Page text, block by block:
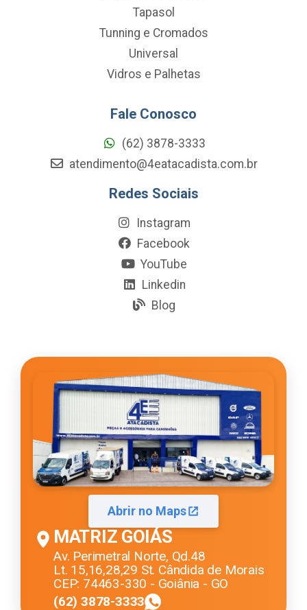
Tapasol
Tunning e Cromados
Universal
Vidros e Palhetas
Fale Conosco
(62) 3878-3333
atendimento@4eatacadista.com.br
Redes Sociais
Instagram
Facebook
YouTube
Linkedin
Blog
Abrir no Maps
MATRIZ GOIÁS
Av. Perimetral Norte, Qd.48
Lt. 15,16,28,29 St. Cândida de Morais
CEP: 74463-330 - Goiânia - GO
(62) 3878-3333